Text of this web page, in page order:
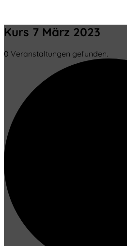
Kurs 7 März 2023
0 Veranstaltungen gefunden.